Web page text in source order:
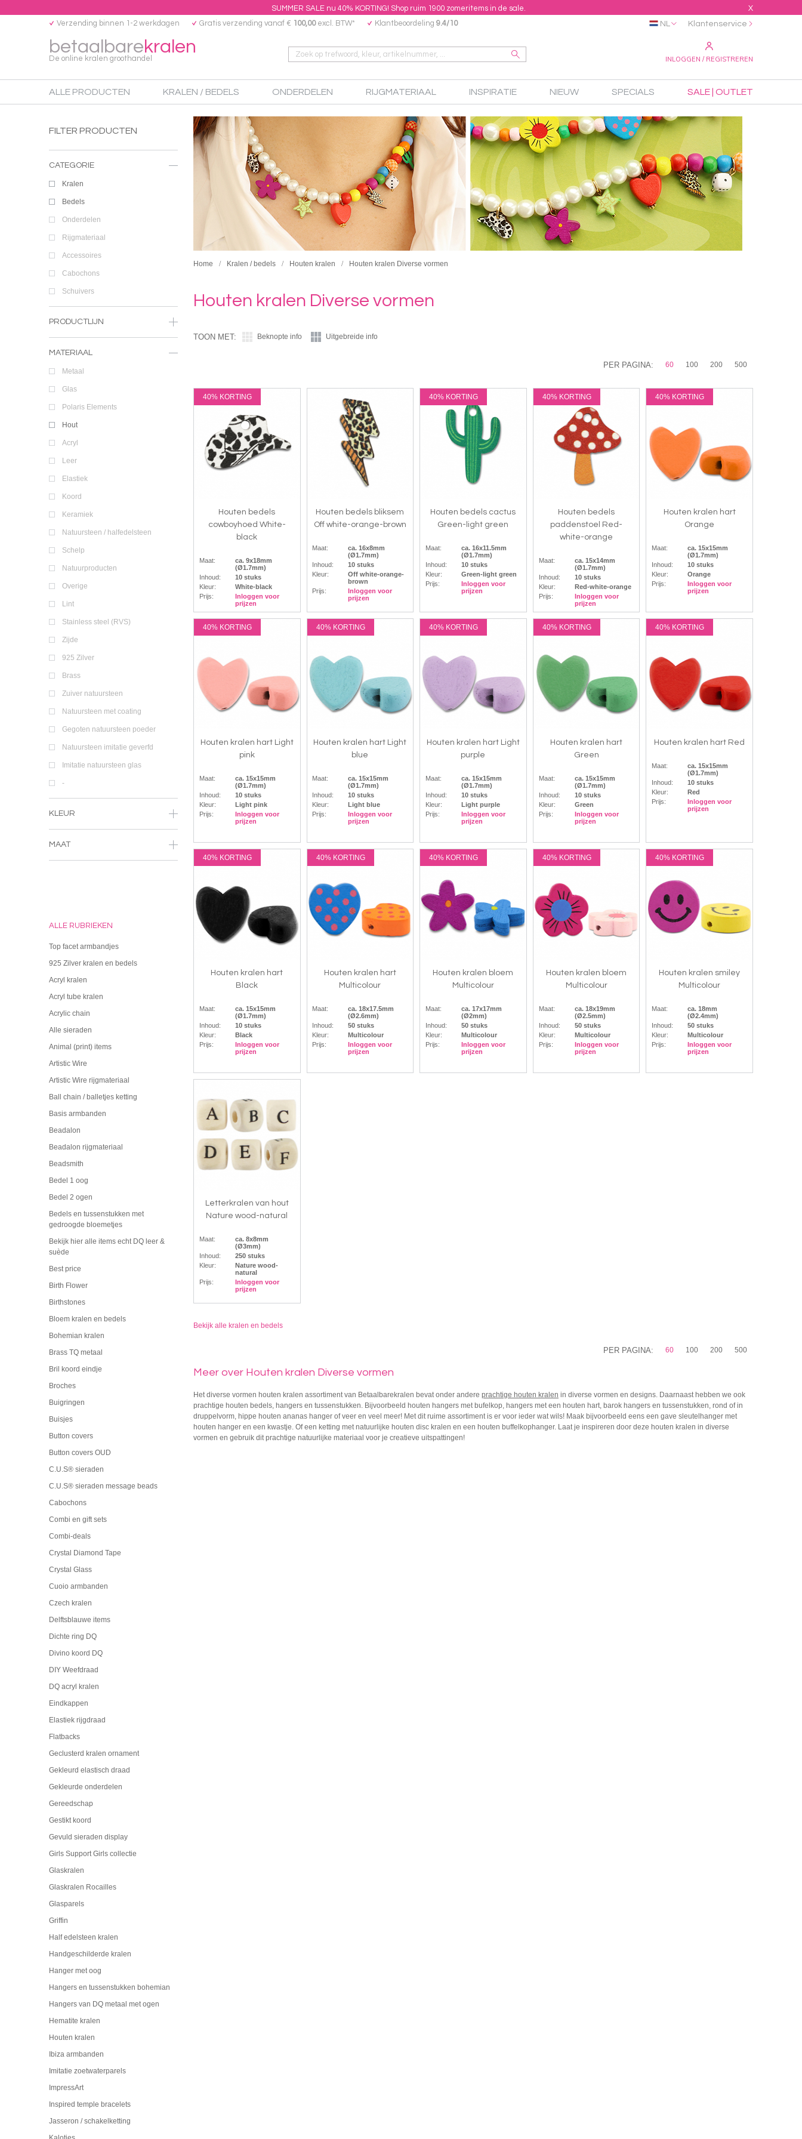
SUMMER SALE nu 40% KORTING! Shop ruim 1900 zomeritems in de sale. X
betaalbarekralen
De online kralen groothandel
Verzending binnen 1-2 werkdagen Gratis verzending vanaf € 100,00excl. BTW* Klantbeoordeling 9.4/10
INLOGGEN / REGISTREREN
NL Klantenservice
ALLE PRODUCTEN KRALEN / BEDELS ONDERDELEN RIJGMATERIAAL INSPIRATIE NIEUW SPECIALS SALE | OUTLET
FILTER PRODUCTEN
CATEGORIE
Kralen
Bedels
Onderdelen
Rijgmateriaal
Accessoires
Cabochons
Schuivers
PRODUCTLIJN
MATERIAAL
Metaal
Glas
Polaris Elements
Hout
Acryl
Leer
Elastiek
Koord
Keramiek
Natuursteen / halfedelsteen
Schelp
Natuurproducten
Overige
Lint
Stainless steel (RVS)
Zijde
925 Zilver
Brass
Zuiver natuursteen
Natuursteen met coating
Gegoten natuursteen poeder
Natuursteen imitatie geverfd
Imitatie natuursteen glas
-
KLEUR
MAAT
ALLE RUBRIEKEN
Top facet armbandjes
925 Zilver kralen en bedels
Acryl kralen
Acryl tube kralen
Acrylic chain
Alle sieraden
Animal (print) items
Artistic Wire
Artistic Wire rijgmateriaal
Ball chain / balletjes ketting
Basis armbanden
Beadalon
Beadalon rijgmateriaal
Beadsmith
Bedel 1 oog
Bedel 2 ogen
Bedels en tussenstukken met
gedroogde bloemetjes
Bekijk hier alle items echt DQ leer &
suède
Best price
Birth Flower
Birthstones
Bloem kralen en bedels
Bohemian kralen
Brass TQ metaal
Bril koord eindje
Broches
Buigringen
Buisjes
Button covers
Button covers OUD
C.U.S® sieraden
C.U.S® sieraden message beads
Cabochons
Combi en gift sets
Combi-deals
Crystal Diamond Tape
Crystal Glass
Cuoio armbanden
Czech kralen
Delftsblauwe items
Dichte ring DQ
Divino koord DQ
DIY Weefdraad
DQ acryl kralen
Eindkappen
Elastiek rijgdraad
Flatbacks
Geclusterd kralen ornament
Gekleurd elastisch draad
Gekleurde onderdelen
Gereedschap
Gestikt koord
Gevuld sieraden display
Girls Support Girls collectie
Glaskralen
Glaskralen Rocailles
Glasparels
Griffin
Half edelsteen kralen
Handgeschilderde kralen
Hanger met oog
Hangers en tussenstukken bohemian
Hangers van DQ metaal met ogen
Hematite kralen
Houten kralen
Ibiza armbanden
Imitatie zoetwaterparels
ImpressArt
Inspired temple bracelets
Jasseron / schakelketting
Home Kralen / bedels Houten kralen Houten kralen Diverse vormen
Houten kralen Diverse vormen
TOON MET: Beknopte info Uitgebreide info
PER PAGINA: 60 100 200 500
40% KORTING
Houten bedels
cowboyhoed White-
black
Maat:
ca. 9x18mm
(Ø1.7mm)
Inhoud:
10 stuks
Kleur:
White-black
Prijs:
Inloggen voor
prijzen
Houten bedels bliksem
Off white-orange-brown
Maat:
ca. 16x8mm
(Ø1.7mm)
Inhoud:
10 stuks
Kleur:
Off white-orange-
brown
Prijs:
Inloggen voor
prijzen
40% KORTING
Houten bedels cactus
Green-light green
Maat:
ca. 16x11.5mm
(Ø1.7mm)
Inhoud:
10 stuks
Kleur:
Green-light green
Prijs:
Inloggen voor
prijzen
40% KORTING
Houten bedels
paddenstoel Red-
white-orange
Maat:
ca. 15x14mm
(Ø1.7mm)
Inhoud:
10 stuks
Kleur:
Red-white-orange
Prijs:
Inloggen voor
prijzen
40% KORTING
Houten kralen hart
Orange
Maat:
ca. 15x15mm
(Ø1.7mm)
Inhoud:
10 stuks
Kleur:
Orange
Prijs:
Inloggen voor
prijzen
40% KORTING
Houten kralen hart Light
pink
Maat:
ca. 15x15mm
(Ø1.7mm)
Inhoud:
10 stuks
Kleur:
Light pink
Prijs:
Inloggen voor
prijzen
40% KORTING
Houten kralen hart Light
blue
Maat:
ca. 15x15mm
(Ø1.7mm)
Inhoud:
10 stuks
Kleur:
Light blue
Prijs:
Inloggen voor
prijzen
40% KORTING
Houten kralen hart Light
purple
Maat:
ca. 15x15mm
(Ø1.7mm)
Inhoud:
10 stuks
Kleur:
Light purple
Prijs:
Inloggen voor
prijzen
40% KORTING
Houten kralen hart
Green
Maat:
ca. 15x15mm
(Ø1.7mm)
Inhoud:
10 stuks
Kleur:
Green
Prijs:
Inloggen voor
prijzen
40% KORTING
Houten kralen hart Red
Maat:
ca. 15x15mm
(Ø1.7mm)
Inhoud:
10 stuks
Kleur:
Red
Prijs:
Inloggen voor
prijzen
40% KORTING
Houten kralen hart
Black
Maat:
ca. 15x15mm
(Ø1.7mm)
Inhoud:
10 stuks
Kleur:
Black
Prijs:
Inloggen voor
prijzen
40% KORTING
Houten kralen hart
Multicolour
Maat:
ca. 18x17.5mm
(Ø2.6mm)
Inhoud:
50 stuks
Kleur:
Multicolour
Prijs:
Inloggen voor
prijzen
40% KORTING
Houten kralen bloem
Multicolour
Maat:
ca. 17x17mm
(Ø2mm)
Inhoud:
50 stuks
Kleur:
Multicolour
Prijs:
Inloggen voor
prijzen
40% KORTING
Houten kralen bloem
Multicolour
Maat:
ca. 18x19mm
(Ø2.5mm)
Inhoud:
50 stuks
Kleur:
Multicolour
Prijs:
Inloggen voor
prijzen
40% KORTING
Houten kralen smiley
Multicolour
Maat:
ca. 18mm
(Ø2.4mm)
Inhoud:
50 stuks
Kleur:
Multicolour
Prijs:
Inloggen voor
prijzen
Letterkralen van hout
Nature wood-natural
Maat:
ca. 8x8mm
(Ø3mm)
Inhoud:
250 stuks
Kleur:
Nature wood-
natural
Prijs:
Inloggen voor
prijzen
Bekijk alle kralen en bedels
60 100 200 500
PER PAGINA:
Meer over Houten kralen Diverse vormen
Het diverse vormen houten kralen assortiment van Betaalbarekralen bevat onder andere prachtige houten kralen in diverse vormen en designs. Daarnaast hebben we ook
prachtige houten bedels, hangers en tussenstukken. Bijvoorbeeld houten hangers met bufelkop, hangers met een houten hart, barok hangers en tussenstukken, rond of in
druppelvorm, hippe houten ananas hanger of veer en veel meer! Met dit ruime assortiment is er voor ieder wat wils! Maak bijvoorbeeld eens een gave sleutelhanger met
houten hanger en een kwastje. Of een ketting met natuurlijke houten disc kralen en een houten buffelkophanger. Laat je inspireren door deze houten kralen in diverse
vormen en gebruik dit prachtige natuurlijke materiaal voor je creatieve uitspattingen!